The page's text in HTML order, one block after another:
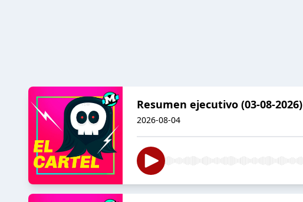
Resumen ejecutivo (03-08-2026)
2026-08-04